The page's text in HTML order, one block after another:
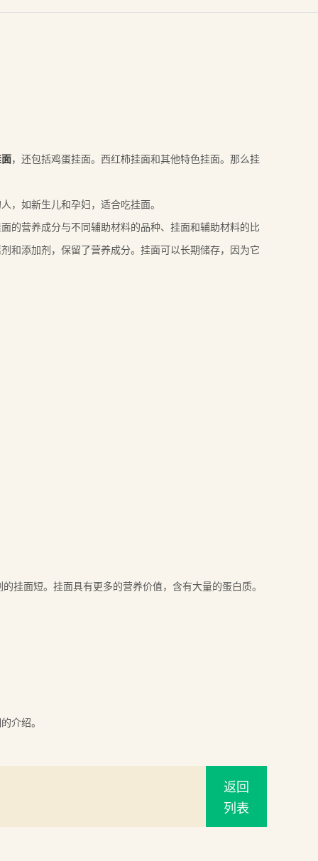
，还包括鸡蛋挂面。西红柿挂面和其他特色挂面。那么挂
如新生儿和孕妇，适合吃挂面。
营养成分与不同辅助材料的品种、挂面和辅助材料的比
和添加剂，保留了营养成分。挂面可以长期储存，因为它
面短。挂面具有更多的营养价值，含有大量的蛋白质。
介绍。
返回
列表